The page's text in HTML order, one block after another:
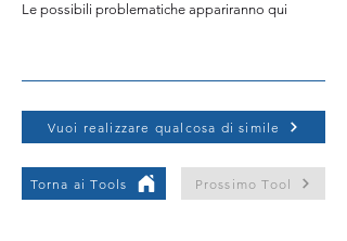
Le possibili problematiche appariranno qui
Vuoi realizzare qualcosa di simile
Torna ai Tools Prossimo Tool